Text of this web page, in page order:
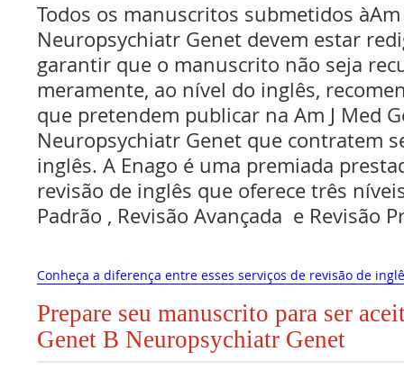
Todos os manuscritos submetidos àAm
Neuropsychiatr Genet devem estar
garantir que o manuscrito não seja
meramente, ao nível do inglês,
que pretendem publicar na Am J Med
Neuropsychiatr Genet que contratem
inglês. A Enago é uma premiada
revisão de inglês que oferece três
Padrão , Revisão Avançada e Revisão
Conheça a diferença entre esses serviços de revisão de
Prepare seu manuscrito para ser
Genet B Neuropsychiatr Genet